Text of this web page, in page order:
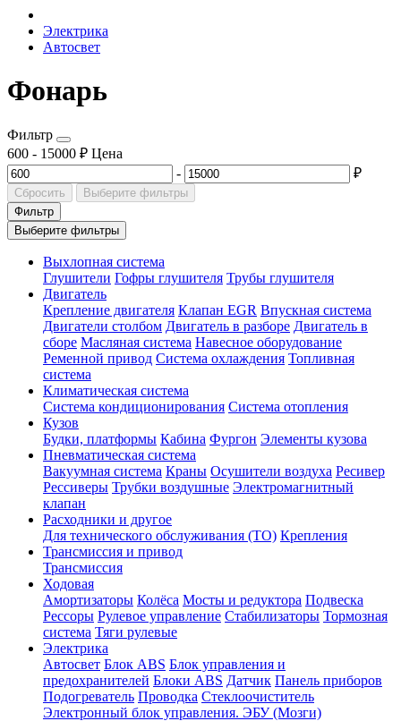
Электрика
Автосвет
Фонарь
Фильтр
600 - 15000 ₽ Цена
-
₽
Сбросить
Выберите фильтры
Фильтр
Выберите фильтры
Выхлопная система
Глушители Гофры глушителя Трубы глушителя
Двигатель
Крепление двигателя Клапан EGR Впускная система
Двигатели столбом Двигатель в разборе Двигатель в
сборе Масляная система Навесное оборудование
Ременной привод Система охлаждения Топливная
система
Климатическая система
Система кондиционирования Система отопления
Кузов
Будки, платформы Кабина Фургон Элементы кузова
Пневматическая система
Вакуумная система Краны Осушители воздуха Ресивер
Рессиверы Трубки воздушные Электромагнитный
клапан
Расходники и другое
Для технического обслуживания (ТО) Крепления
Трансмиссия и привод
Трансмиссия
Ходовая
Амортизаторы Колёса Мосты и редуктора Подвеска
Рессоры Рулевое управление Стабилизаторы Тормозная
система Тяги рулевые
Электрика
Автосвет Блок ABS Блок управления и
предохранителей Блоки ABS Датчик Панель приборов
Подогреватель Проводка Стеклоочиститель
Электронный блок управления. ЭБУ (Мозги)